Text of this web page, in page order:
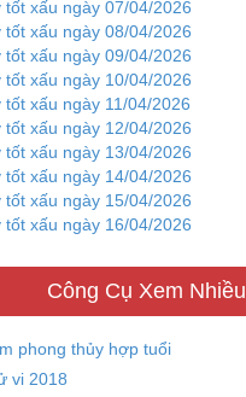
tốt xấu ngày 07/04/2026
tốt xấu ngày 08/04/2026
tốt xấu ngày 09/04/2026
tốt xấu ngày 10/04/2026
tốt xấu ngày 11/04/2026
tốt xấu ngày 12/04/2026
tốt xấu ngày 13/04/2026
tốt xấu ngày 14/04/2026
tốt xấu ngày 15/04/2026
tốt xấu ngày 16/04/2026
Công Cụ Xem Nhiều
phong thủy hợp tuổi
vi 2018